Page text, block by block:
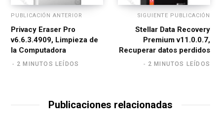
PUBLICACIÓN ANTERIOR
Privacy Eraser Pro
v6.6.3.4909, Limpieza de
la Computadora
2 MINUTOS LEÍDOS
SIGUIENTE PUBLICACIÓN
Stellar Data Recovery
Premium v11.0.0.7,
Recuperar datos perdidos
2 MINUTOS LEÍDOS
Publicaciones relacionadas